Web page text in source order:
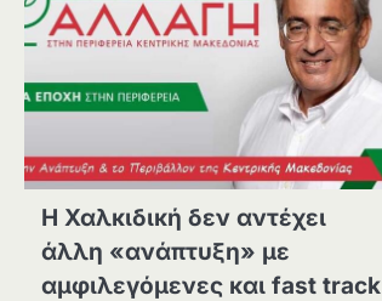
Η Χαλκιδική δεν αντέχει
άλλη «ανάπτυξη» με
αμφιλεγόμενες και fast track